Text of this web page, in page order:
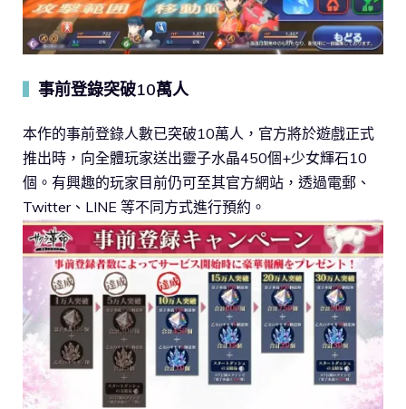
事前登錄突破10萬人
本作的事前登錄人數已突破10萬人，官方將於遊戲正式
推出時，向全體玩家送出靈子水晶450個+少女輝石10
個。有興趣的玩家目前仍可至其官方網站，透過電郵、
Twitter、LINE 等不同方式進行預約。